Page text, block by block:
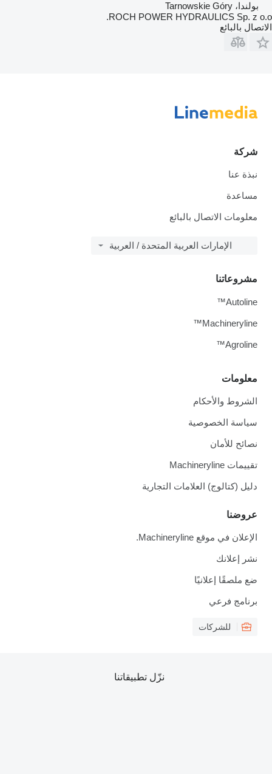
بولندا، Tarnowskie Góry
ROCH POWER HYDRAULICS Sp. z o.o.
الاتصال بالبائع
شركة
نبذة عنا
مساعدة
معلومات الاتصال بالبائع
الإمارات العربية المتحدة / العربية
معلومات
الشروط والأحكام
سياسة الخصوصية
نصائح للأمان
تقييمات Machineryline
دليل (كتالوج) العلامات التجارية
عروضنا
الإعلان في موقع Machineryline.
نشر إعلانك
ضع ملصقًا إعلانيًا
برنامج فرعي
للشركات
مشروعاتنا
Autoline™
Machineryline™
Agroline™
نزّل تطبيقاتنا